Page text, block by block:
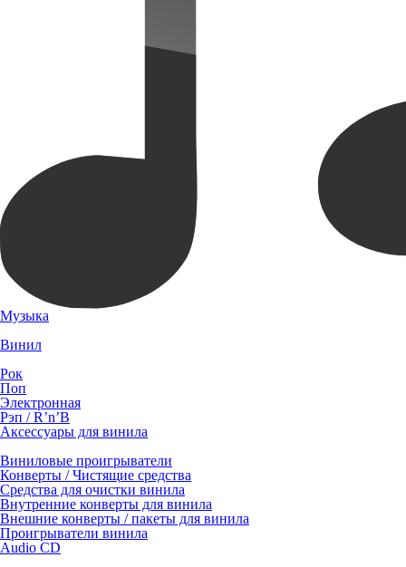
Музыка
Винил
Рок
Поп
Электронная
Рэп / R’n’B
Аксессуары для винила
Виниловые проигрыватели
Конверты / Чистящие средства
Средства для очистки винила
Внутренние конверты для винила
Внешние конверты / пакеты для винила
Проигрыватели винила
Audio CD